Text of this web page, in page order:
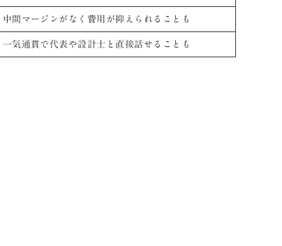
中間マージンがなく費用が抑えられることも
一気通貫で代表や設計士と直接話せることも